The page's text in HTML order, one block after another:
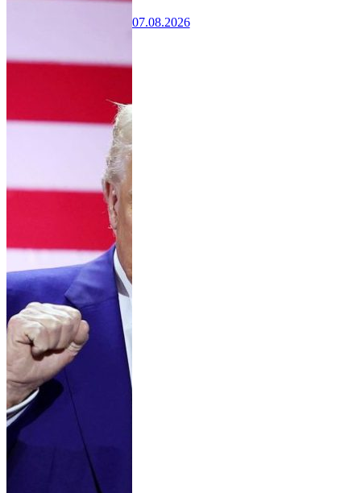
07.08.2026